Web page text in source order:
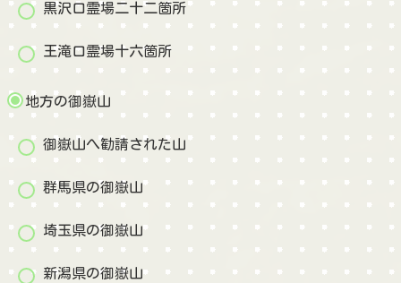
黒沢口霊場二十二箇所
王滝口霊場十六箇所
地方の御嶽山
御嶽山へ勧請された山
群馬県の御嶽山
埼玉県の御嶽山
新潟県の御嶽山